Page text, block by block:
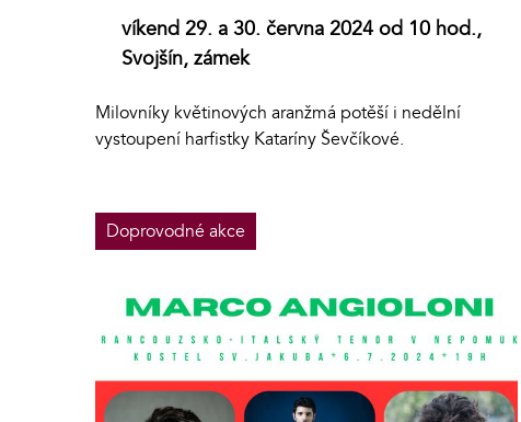
víkend 29. a 30. června 2024 od 10 hod.,
Svojšín, zámek
Milovníky květinových aranžmá potěší i nedělní
vystoupení harfistky Kataríny Ševčíkové.
Doprovodné akce